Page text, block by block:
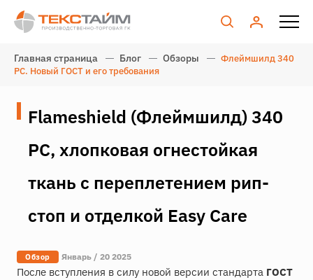
Главная страница Блог Обзоры
Флеймшилд 340
PC. Новый ГОСТ и его требования
Flameshield (Флеймшилд) 340
PC, хлопковая огнестойкая
ткань с переплетением рип-
стоп и отделкой Easy Care
Обзор Январь / 20 2025
После вступления в силу новой версии стандарта ГОСТ